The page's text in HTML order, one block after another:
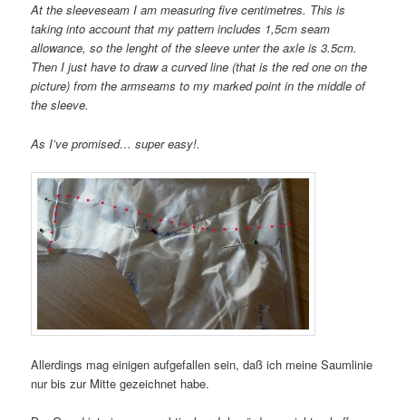
At the sleeveseam I am measuring five centimetres. This is
taking into account that my pattern includes 1,5cm seam
allowance, so the lenght of the sleeve unter the axle is 3.5cm.
Then I just have to draw a curved line (that is the red one on the
picture) from the armseams to my marked point in the middle of
the sleeve.
As I’ve promised… super easy!.
Allerdings mag einigen aufgefallen sein, daß ich meine Saumlinie
nur bis zur Mitte gezeichnet habe.